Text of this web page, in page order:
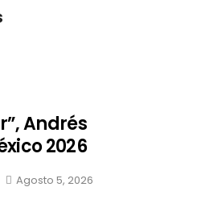
Andrés
2026
Agosto 5, 2026